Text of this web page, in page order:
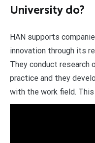
University do?
HAN supports
innovation through its
They conduct research
practice and they
with the work field. This